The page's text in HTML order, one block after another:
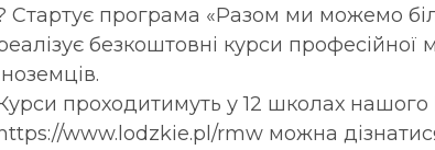
Стартує програма «Разом ми можемо
безкоштовні курси
проходитимуть у 12 школах нашого
https://www.lodzkie.pl/rmw можна